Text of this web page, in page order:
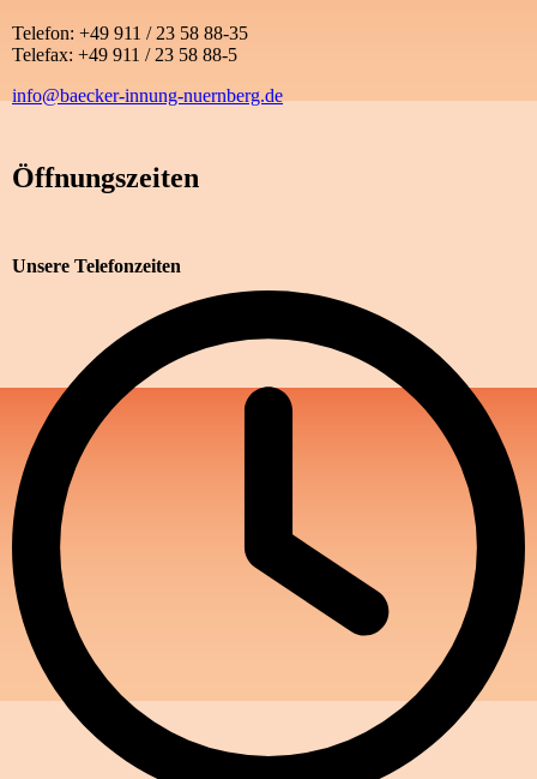
Telefon: +49 911 / 23 58 88-35
Telefax: +49 911 / 23 58 88-5
info@baecker-innung-nuernberg.de
Öffnungszeiten
Unsere Telefonzeiten